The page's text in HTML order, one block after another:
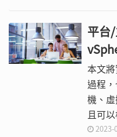
作為
關注
平台
本文
過程
機、
且可
同的2023-